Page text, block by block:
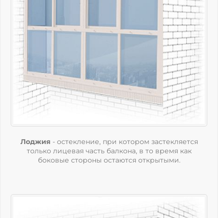
Лоджия - остекление, при котором застекляется
только лицевая часть балкона, в то время как
боковые стороны остаются открытыми.